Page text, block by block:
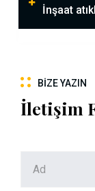
İnşaat
BIZE YAZIN
İletişim